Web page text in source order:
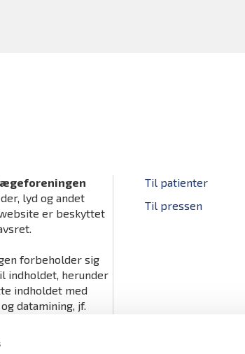
lyd og andet
er beskyttet
forbeholder sig
indholdet, herunder
indholdet med
datamining, jf.
Til patienter
Til pressen